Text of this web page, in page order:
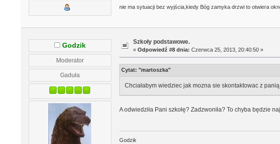
nie ma sytuacji bez wyjścia,kiedy Bóg zamyka drzwi to otwiera
Godzik
Moderator
Gaduła
Szkoły podstawowe.
«Odpowiedź #8 dnia: Czerwca 25, 2013, 20:40:50 »
Cytat: "martoszka"
Chciałabym wiedziec jak mozna sie skontaktowac z
A odwiedziła Pani szkołę? Zadzwoniła? To chyba będzie
Godzik